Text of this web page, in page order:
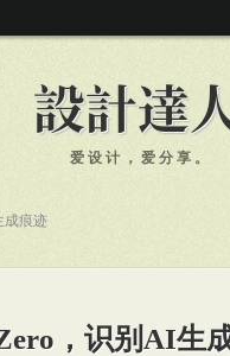
爱设计，爱分享。
成痕迹
，识别AI生